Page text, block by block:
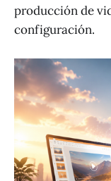
producción de
configuración.